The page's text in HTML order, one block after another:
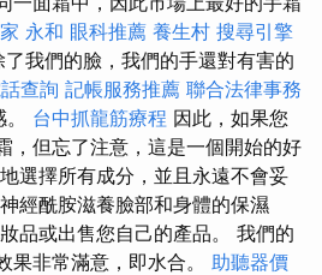
永和 眼科推薦 養生村 搜尋引擎
了我們的臉，我們的手還對有害的
查詢 記帳服務推薦 聯合法律事務
台中抓龍筋療程 因此，如果您
，但忘了注意，這是一個開始的好
選擇所有成分，並且永遠不會妥
經酰胺滋養臉部和身體的保濕
品或出售您自己的產品。 我們的
果非常滿意，即水合。 助聽器價